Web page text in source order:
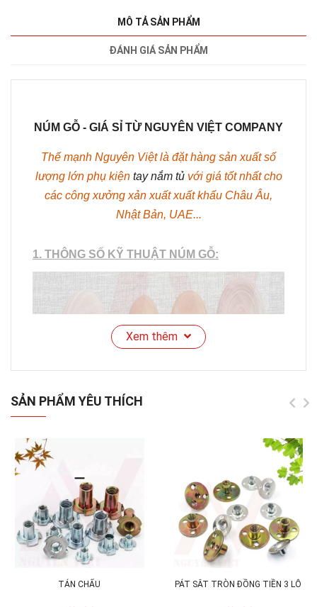
MÔ TẢ SẢN PHẨM
ĐÁNH GIÁ SẢN PHẨM
NÚM GỖ - GIÁ SỈ TỪ NGUYÊN VIỆT COMPANY
Thế mạnh Nguyên Việt là đặt hàng sản xuất số
lượng lớn phụ kiện tay nắm tủvới giá tốt nhất cho
các công xưởng xản xuất xuất khẩu Châu Âu,
Nhật Bản, UAE...
1. THÔNG SỐ KỸ THUẬT NÚM GỖ:
Xem thêm
SẢN PHẨM YÊU THÍCH
TÁN CHẤU PÁT SẮT TRÒN ĐỒNG TIỀN 3 LỖ